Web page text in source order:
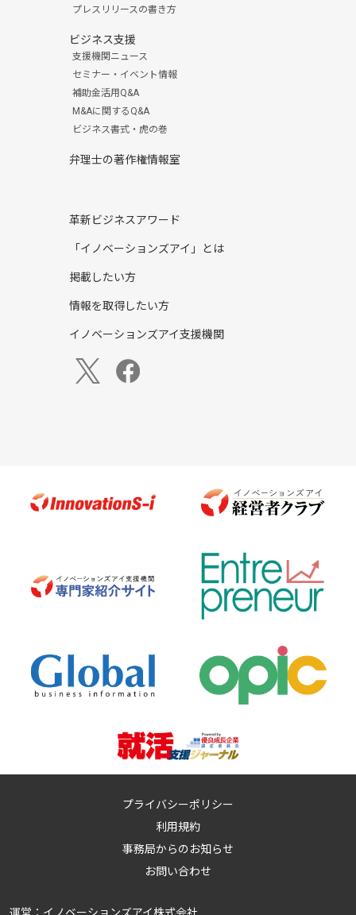
プレスリリースの書き方
ビジネス支援
支援機関ニュース
セミナー・イベント情報
補助金活用Q&A
M&Aに関するQ&A
ビジネス書式・虎の巻
弁理士の著作権情報室
革新ビジネスアワード
「イノベーションズアイ」とは
掲載したい方
情報を取得したい方
イノベーションズアイ支援機関
プライバシーポリシー
利用規約
事務局からのお知らせ
お問い合わせ